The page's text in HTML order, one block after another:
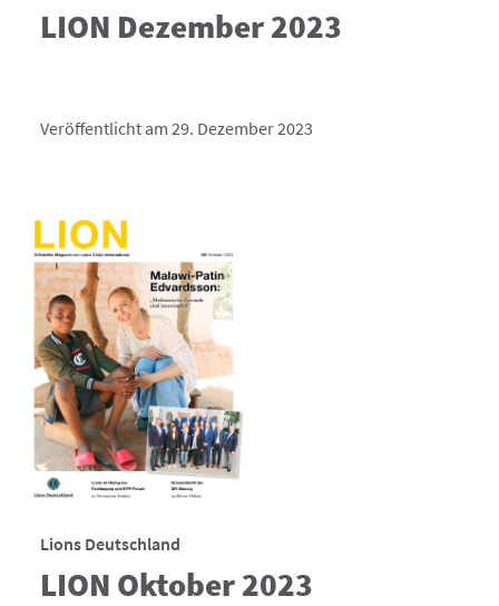
LION Dezember 2023
Veröffentlicht am 29. Dezember 2023
Lions Deutschland
LION Oktober 2023